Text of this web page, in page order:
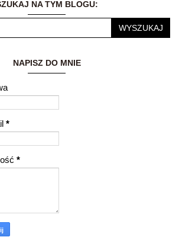
innymi ludźmi to dla
mnie ogromne
NA TYM BLOGU:
NAPISZ DO MNIE
*
*